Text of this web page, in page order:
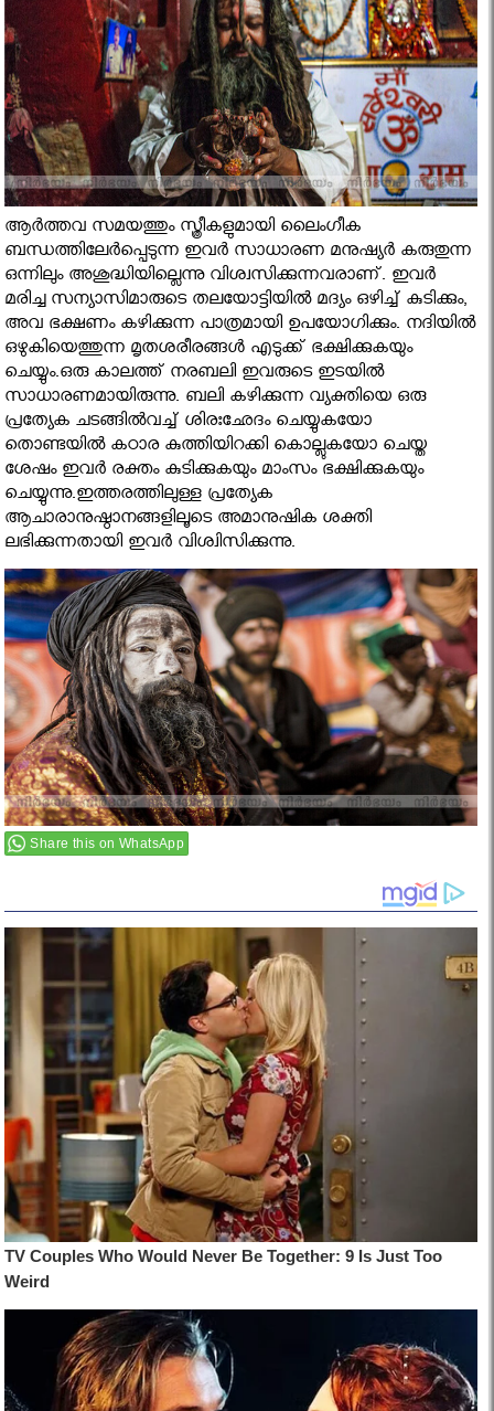
ആര്‍ത്തവ സമയത്തും സ്ത്രീകളുമായി ലൈംഗീക
ബന്ധത്തിലേര്‍പ്പെടുന്ന ഇവര്‍ സാധാരണ മനുഷ്യര്‍ കരുതുന്ന
ഒന്നിലും അശുദ്ധിയില്ലെന്നു വിശ്വസിക്കുന്നവരാണ്. ഇവര്‍
മരിച്ച സന്യാസിമാരുടെ തലയോട്ടിയില്‍ മദ്യം ഒഴിച്ച് കുടിക്കും,
അവ ഭക്ഷണം കഴിക്കുന്ന പാത്രമായി ഉപയോഗിക്കും. നദിയില്‍
ഒഴുകിയെത്തുന്ന മൃതശരീരങ്ങള്‍ എടുക്ക് ഭക്ഷിക്കുകയും
ചെയ്യും.ഒരു കാലത്ത് നരബലി ഇവരുടെ ഇടയില്‍
സാധാരണമായിരുന്നു. ബലി കഴിക്കുന്ന വ്യക്തിയെ ഒരു
പ്രത്യേക ചടങ്ങില്‍വച്ച് ശിരഃഛേദം ചെയ്യുകയോ
തൊണ്ടയില്‍ കഠാര കുത്തിയിറക്കി കൊല്ലുകയോ ചെയ്ത
ശേഷം ഇവര്‍ രക്തം കുടിക്കുകയും മാംസം ഭക്ഷിക്കുകയും
ചെയ്യുന്നു.ഇത്തരത്തിലുള്ള പ്രത്യേക
ആചാരാനുഷ്ഠാനങ്ങളിലൂടെ അമാനുഷിക ശക്തി
ലഭിക്കുന്നതായി ഇവര്‍ വിശ്വിസിക്കുന്നു.
Share this on WhatsApp